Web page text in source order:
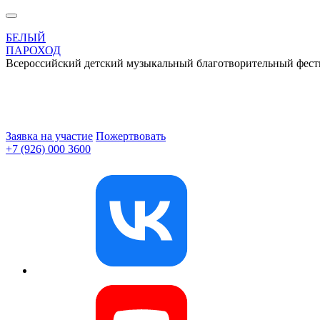
БЕЛЫЙ
ПАРОХОД
Всероссийский детский музыкальный благотворительный
Заявка на участие Пожертвовать
+7 (926) 000 3600